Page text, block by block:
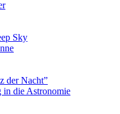
Sky
der Nacht”
in die Astronomie